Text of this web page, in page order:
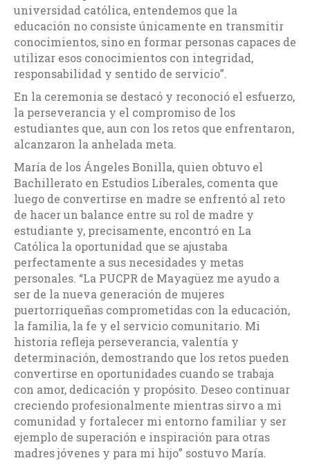
universidad católica, entendemos que la
educación no consiste únicamente en transmitir
conocimientos, sino en formar personas capaces de
utilizar esos conocimientos con integridad,
responsabilidad y sentido de servicio”.
En la ceremonia se destacó y reconoció el esfuerzo,
la perseverancia y el compromiso de los
estudiantes que, aun con los retos que enfrentaron,
alcanzaron la anhelada meta.
María de los Ángeles Bonilla, quien obtuvo el
Bachillerato en Estudios Liberales, comenta que
luego de convertirse en madre se enfrentó al reto
de hacer un balance entre su rol de madre y
estudiante y, precisamente, encontró en La
Católica la oportunidad que se ajustaba
perfectamente a sus necesidades y metas
personales. “La PUCPR de Mayagüez me ayudo a
ser de la nueva generación de mujeres
puertorriqueñas comprometidas con la educación,
la familia, la fe y el servicio comunitario. Mi
historia refleja perseverancia, valentía y
determinación, demostrando que los retos pueden
convertirse en oportunidades cuando se trabaja
con amor, dedicación y propósito. Deseo continuar
creciendo profesionalmente mientras sirvo a mi
comunidad y fortalecer mi entorno familiar y ser
ejemplo de superación e inspiración para otras
madres jóvenes y para mi hijo” sostuvo María.